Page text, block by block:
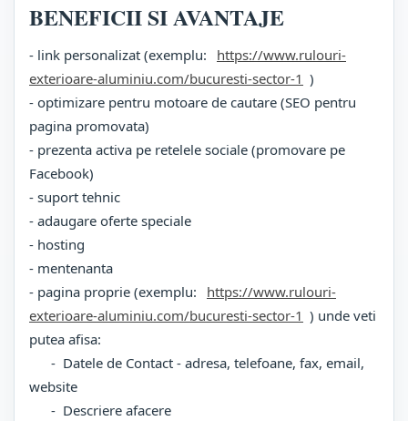
BENEFICII SI AVANTAJE
- link personalizat (exemplu:
https://www.rulouri-
exterioare-aluminiu.com/bucuresti-sector-1 )
- optimizare pentru motoare de cautare (SEO pentru
pagina promovata)
- prezenta activa pe retelele sociale (promovare pe
Facebook)
- suport tehnic
- adaugare oferte speciale
- hosting
- mentenanta
- pagina proprie (exemplu:
https://www.rulouri-
exterioare-aluminiu.com/bucuresti-sector-1 ) unde veti
putea afisa:
- Datele de Contact - adresa, telefoane, fax, email,
website
- Descriere afacere